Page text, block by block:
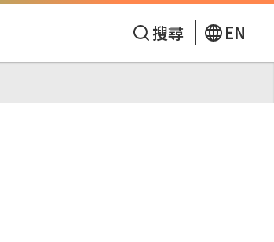
搜尋 EN